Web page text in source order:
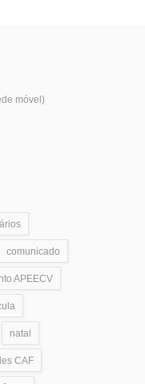
móvel)
comunicado
APEECV
natal
CAF